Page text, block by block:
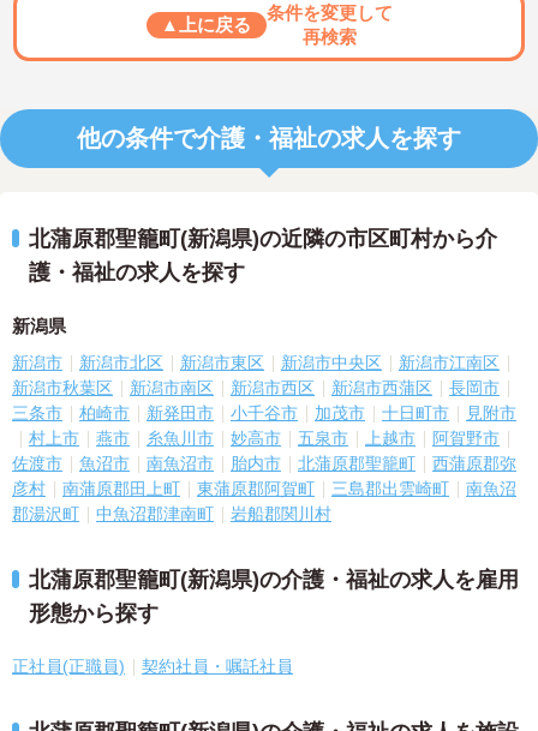
▲上に戻る
条件を変更して
再検索
他の条件で介護・福祉の求人を探す
北蒲原郡聖籠町(新潟県)の近隣の市区町村から介
護・福祉の求人を探す
新潟県
新潟市 新潟市北区 新潟市東区 新潟市中央区
新潟市江南区
新潟市秋葉区
新潟市南区 新潟市西区 新潟市西蒲区
長岡市
三条市
柏崎市 新発田市 小千谷市 加茂市 十日町市
見附市
村上市
燕市 糸魚川市 妙高市 五泉市 上越市
阿賀野市
佐渡市
魚沼市 南魚沼市 胎内市 北蒲原郡聖籠町
西蒲原郡弥
彦村
南蒲原郡田上町 東蒲原郡阿賀町 三島郡出雲崎町
南魚沼
郡湯沢町
中魚沼郡津南町 岩船郡関川村
北蒲原郡聖籠町(新潟県)の介護・福祉の求人を雇用
形態から探す
正社員(正職員) 契約社員・嘱託社員